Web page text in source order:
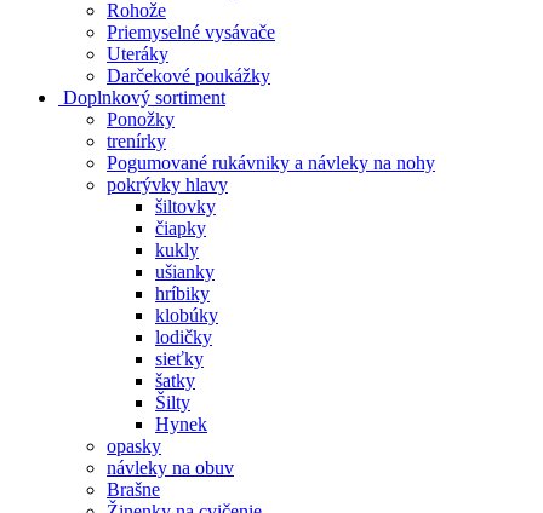
Rohože
Priemyselné vysávače
Uteráky
Darčekové poukážky
Doplnkový sortiment
Ponožky
trenírky
Pogumované rukávniky a návleky na nohy
pokrývky hlavy
šiltovky
čiapky
kukly
ušianky
hríbiky
klobúky
lodičky
sieťky
šatky
Šilty
Hynek
opasky
návleky na obuv
Brašne